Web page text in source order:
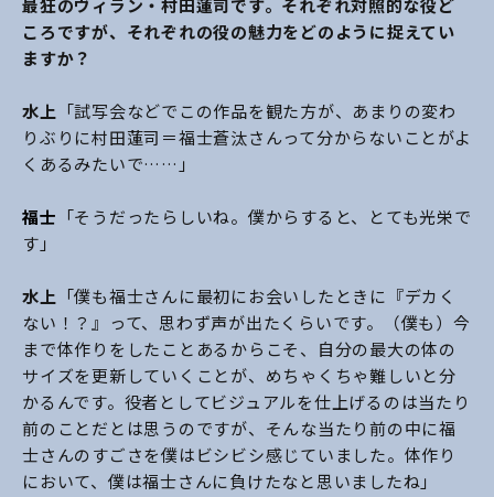
最狂のヴィラン・村田蓮司です。それぞれ対照的な役ど
ころですが、それぞれの役の魅力をどのように捉えてい
ますか？
水上 「試写会などでこの作品を観た方が、あまりの変わ
りぶりに村田蓮司＝福士蒼汰さんって分からないことがよ
くあるみたいで……」
福士 「そうだったらしいね。僕からすると、とても光栄で
す」
水上 「僕も福士さんに最初にお会いしたときに『デカく
ない！？』って、思わず声が出たくらいです。（僕も）今
まで体作りをしたことあるからこそ、自分の最大の体の
サイズを更新していくことが、めちゃくちゃ難しいと分
かるんです。役者としてビジュアルを仕上げるのは当たり
前のことだとは思うのですが、そんな当たり前の中に福
士さんのすごさを僕はビシビシ感じていました。体作り
において、僕は福士さんに負けたなと思いましたね」